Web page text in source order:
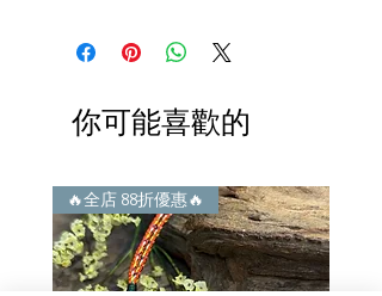
i) 成色足。冇鍍金！冇包金！冇假金！
3) 顧客所花費一分一毫全部都是珠寶本
i) 無佣金！無租金！無買手費！真真正
正行內批發價。
謝絕紙上談兵。
你可能喜歡的
🔥全店 88折優惠🔥